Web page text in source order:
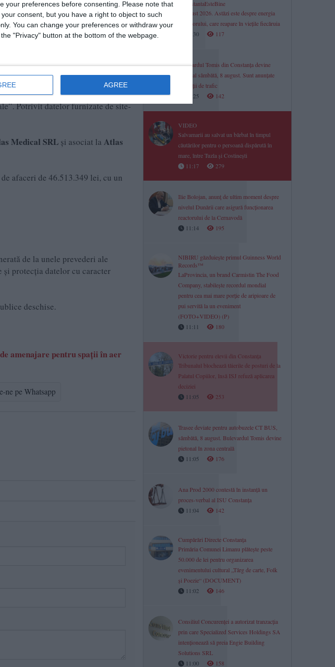
your preferences before consenting.
Please note that
consent, but you have a right to object to such
You can change your preferences or withdraw your
"Privacy" button at the bottom of the webpage.
AGREE
județul Mureș, strada Voinicenilor,
Potrivit datelor furnizate de site-
Medical SRL și asociat la Atlas
afaceri de 46.513.349 lei, cu un
de la unele prevederi ale
şi protecția datelor cu caracter
deschise.
amenajare pentru spații în aer
ne pe Whatsapp
#ConstantaEsteBine
7 august 2026. Astăzi este despre energia
Salvatorului, care reapare în viețile fiecăruia
11:30
117
Bulevardul Tomis din Constanța devine
pietonal sâmbătă, 8 august. Sunt anunțate
restricții de trafic
11:25
142
VIDEO
Salvamarii au salvat un bărbat în timpul
căutărilor pentru o persoană dispărută în
mare, între Tuzla și Costinești
11:17
279
Ilie Bolojan, anunț de ultim moment despre
nivelul Dunării care asigură funcționarea
reactorului de la Cernavodă
11:14
195
NIBIRU găzduiește primul Guinness World
Records™
LaProvincia, un brand Carmistin The Food
Company, stabilește recordul mondial
pentru cea mai mare porție de aripioare de
pui servită la un eveniment
(FOTO+VIDEO) (P)
11:11
180
Victorie pentru elevii din Constanța
Tribunalul blochează tăierile de posturi de la
Palatul Copiilor, însă ISJ refuză aplicarea
deciziei
11:05
253
Trasee deviate pentru autobuzele CT BUS,
sâmbătă, 8 august. Bulevardul Tomis devine
pietonal în zona centrală
11:05
176
Ana Prod 2000 contestă în instanță un
proces-verbal al ISU Constanța
11:04
142
Cumpărări Directe Constanța
Primăria Comunei Limanu plătește peste
50.000 de lei pentru organizarea
evenimentului cultural „Târg de carte, Folk
și Poezie“ (DOCUMENT)
11:02
146
Consiliul Concurenţei a autorizat tranzacția
prin care Specialized Services Holdings SA
intenționează să preia Engie Building
Solutions SRL
11:00
158